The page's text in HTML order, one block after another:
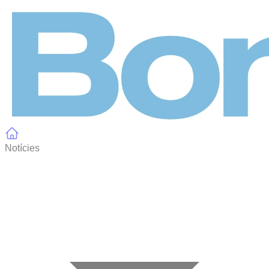
Notícies